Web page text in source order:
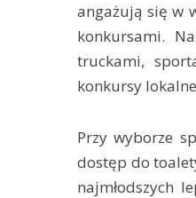
angażują się w
konkursami.
truckami,
konkursy
Przy wyborze
dostęp do
najmłodszych